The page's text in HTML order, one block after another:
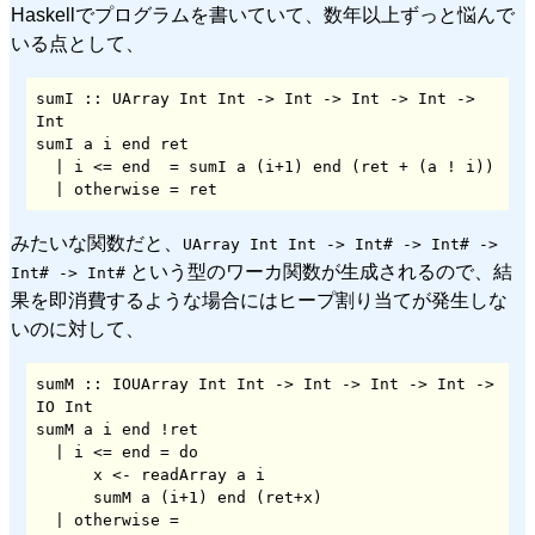
Haskellでプログラムを書いていて、数年以上ずっと悩んで
いる点として、
sumI :: UArray Int Int -> Int -> Int -> Int ->
Int
sumI a i end ret
  | otherwise = ret
みたいな関数だと、
UArray Int Int -> Int# -> Int# ->
Int# -> Int# という型のワーカ関数が生成されるので、結
果を即消費するような場合にはヒープ割り当てが発生しな
いのに対して、
sumM :: IOUArray Int Int -> Int -> Int -> Int ->
IO Int
sumM a i end !ret